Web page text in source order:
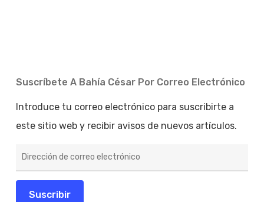
Suscríbete A Bahía César Por Correo Electrónico
Introduce tu correo electrónico para suscribirte a
este sitio web y recibir avisos de nuevos artículos.
de
electrónico
Suscribir